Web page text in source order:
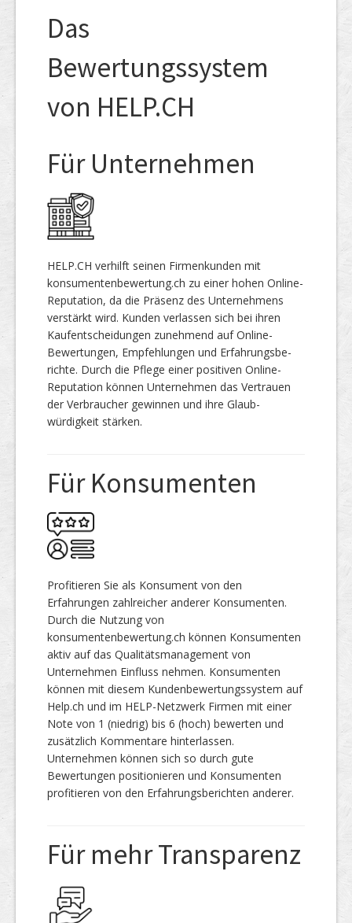
Das
Bewertungssystem
von HELP.CH
Für Unternehmen
HELP.CH verhilft seinen Firmenkunden mit
konsumentenbewertung.ch zu einer hohen Online-
Reputation, da die Präsenz des Unternehmens
ver­stärkt wird. Kunden verlassen sich bei ihren
Kaufentscheidungen zunehmend auf Online-
Bewertungen, Empfeh­lungen und Erfahrungs­be­
richte. Durch die Pflege einer positiven Online-
Reputation können Unternehmen das Vertrauen
der Verbraucher gewinnen und ihre Glaub­
würdigkeit stärken.
Für Konsumenten
Profitieren Sie als Konsument von den
Erfahrungen zahlreicher anderer Konsumenten.
Durch die Nutzung von
konsumentenbewertung.ch können Konsumenten
aktiv auf das Qualitätsmanagement von
Unternehmen Einfluss nehmen. Konsumenten
können mit diesem Kundenbewertungssystem auf
Help.ch und im HELP-Netzwerk Firmen mit einer
Note von 1 (niedrig) bis 6 (hoch) bewerten und
zusätzlich Kommentare hinterlassen.
Unternehmen können sich so durch gute
Bewertungen positionieren und Konsumenten
profitieren von den Erfahrungsberichten anderer.
Für mehr Transparenz